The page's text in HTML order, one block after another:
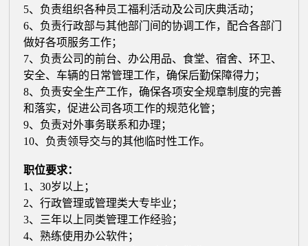
5、负责组织各种员工福利活动及公司庆典活动；
6、负责行政部与其他部门间的协调工作，配合各部门
做好各项服务工作；
7、负责公司的前台、办公用品、食堂、宿舍、环卫、
安全、车辆的日常管理工作，确保后勤保障得力；
8、负责安全生产工作，确保各项安全规章制度的完善
和落实，促进公司各项工作的规范化管；
9、负责对外事务联系和办理；
10、负责领导交与的其他临时性工作。
职位要求：
1、30岁以上；
2、行政管理或管理类大专毕业；
3、三年以上同类管理工作经验；
4、熟练使用办公软件；